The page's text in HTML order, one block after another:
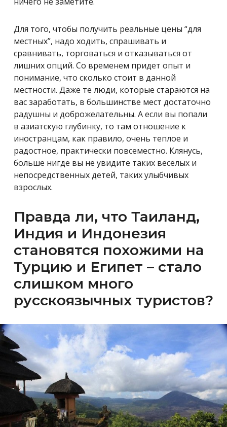
Для того, чтобы получить реальные цены “для
местных”, надо ходить, спрашивать и
сравнивать, торговаться и отказываться от
лишних опций. Со временем придет опыт и
понимание, что сколько стоит в данной
местности. Даже те люди, которые стараются на
вас заработать, в большинстве мест достаточно
радушны и доброжелательны. А если вы попали
в азиатскую глубинку, то там отношение к
иностранцам, как правило, очень теплое и
радостное, практически повсеместно. Клянусь,
больше нигде вы не увидите таких веселых и
непосредственных детей, таких улыбчивых
взрослых.
Правда ли, что Таиланд,
Индия и Индонезия
становятся похожими на
Турцию и Египет – стало
слишком много
русскоязычных туристов?